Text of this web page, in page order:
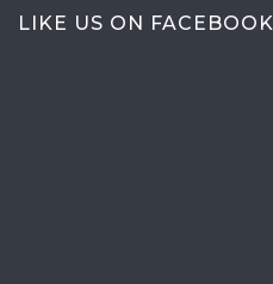
LIKE US ON FACEBOOK